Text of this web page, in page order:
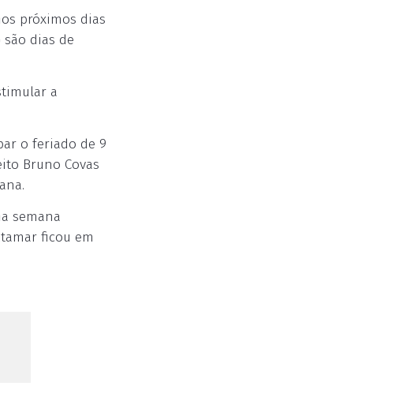
próximos dias
dias de
a
o feriado de 9
Bruno Covas
semana
ficou em